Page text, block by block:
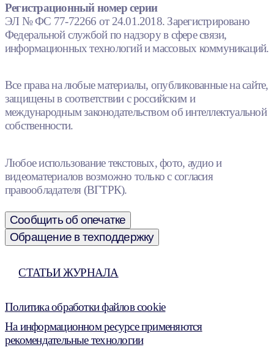
Регистрационный номер серии
ЭЛ № ФС 77-72266 от 24.01.2018. Зарегистрировано
Федеральной службой по надзору в сфере связи,
информационных технологий и массовых коммуникаций.
Все права на любые материалы, опубликованные на сайте,
защищены в соответствии с российским и
международным законодательством об интеллектуальной
собственности.
Любое использование текстовых, фото, аудио и
видеоматериалов возможно только с согласия
правообладателя (ВГТРК).
Сообщить об опечатке
Обращение в техподдержку
СТАТЬИ ЖУРНАЛА
Политика обработки файлов cookie
На информационном ресурсе применяются
рекомендательные технологии